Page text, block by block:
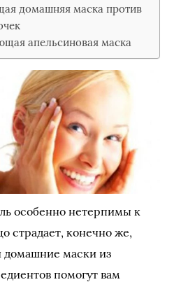
домашняя маска против
апельсиновая маска
особенно нетерпимы к
страдает, конечно же,
домашние маски из
помогут вам